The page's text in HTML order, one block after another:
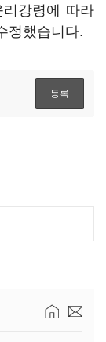
강령에 따라
정했습니다.